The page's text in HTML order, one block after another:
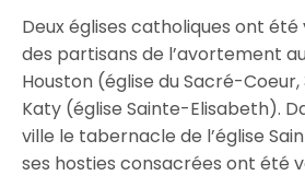
Deux églises catholiques ont
des partisans de l’avortement
Houston (église du Sacré-Coeur,
Katy (église Sainte-Elisabeth).
ville le tabernacle de l’église
ses hosties consacrées ont été